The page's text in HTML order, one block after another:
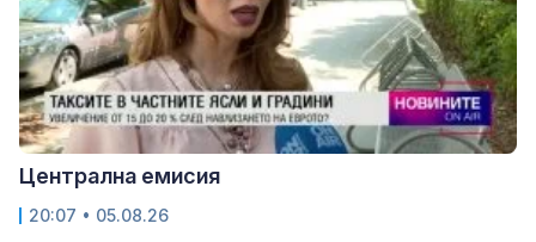
Централна емисия
20:07 • 05.08.26